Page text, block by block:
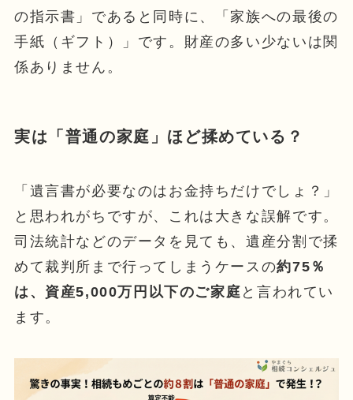
の指示書」であると同時に、「家族への最後の
手紙（ギフト）」です。財産の多い少ないは関
係ありません。
実は「普通の家庭」ほど揉めている？
「遺言書が必要なのはお金持ちだけでしょ？」
と思われがちですが、これは大きな誤解です。
司法統計などのデータを見ても、遺産分割で揉
めて裁判所まで行ってしまうケースの約75％
は、資産5,000万円以下のご家庭 と言われてい
ます。